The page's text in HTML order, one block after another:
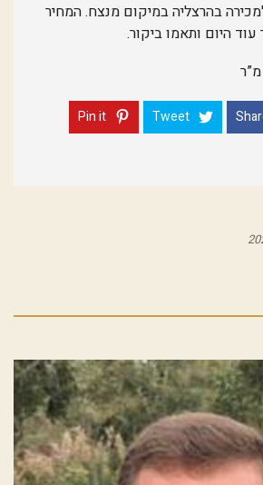
בהרצליה במיקום מנצח. המחיר
היום ותאמו ביקור.
Tweet
Pin it